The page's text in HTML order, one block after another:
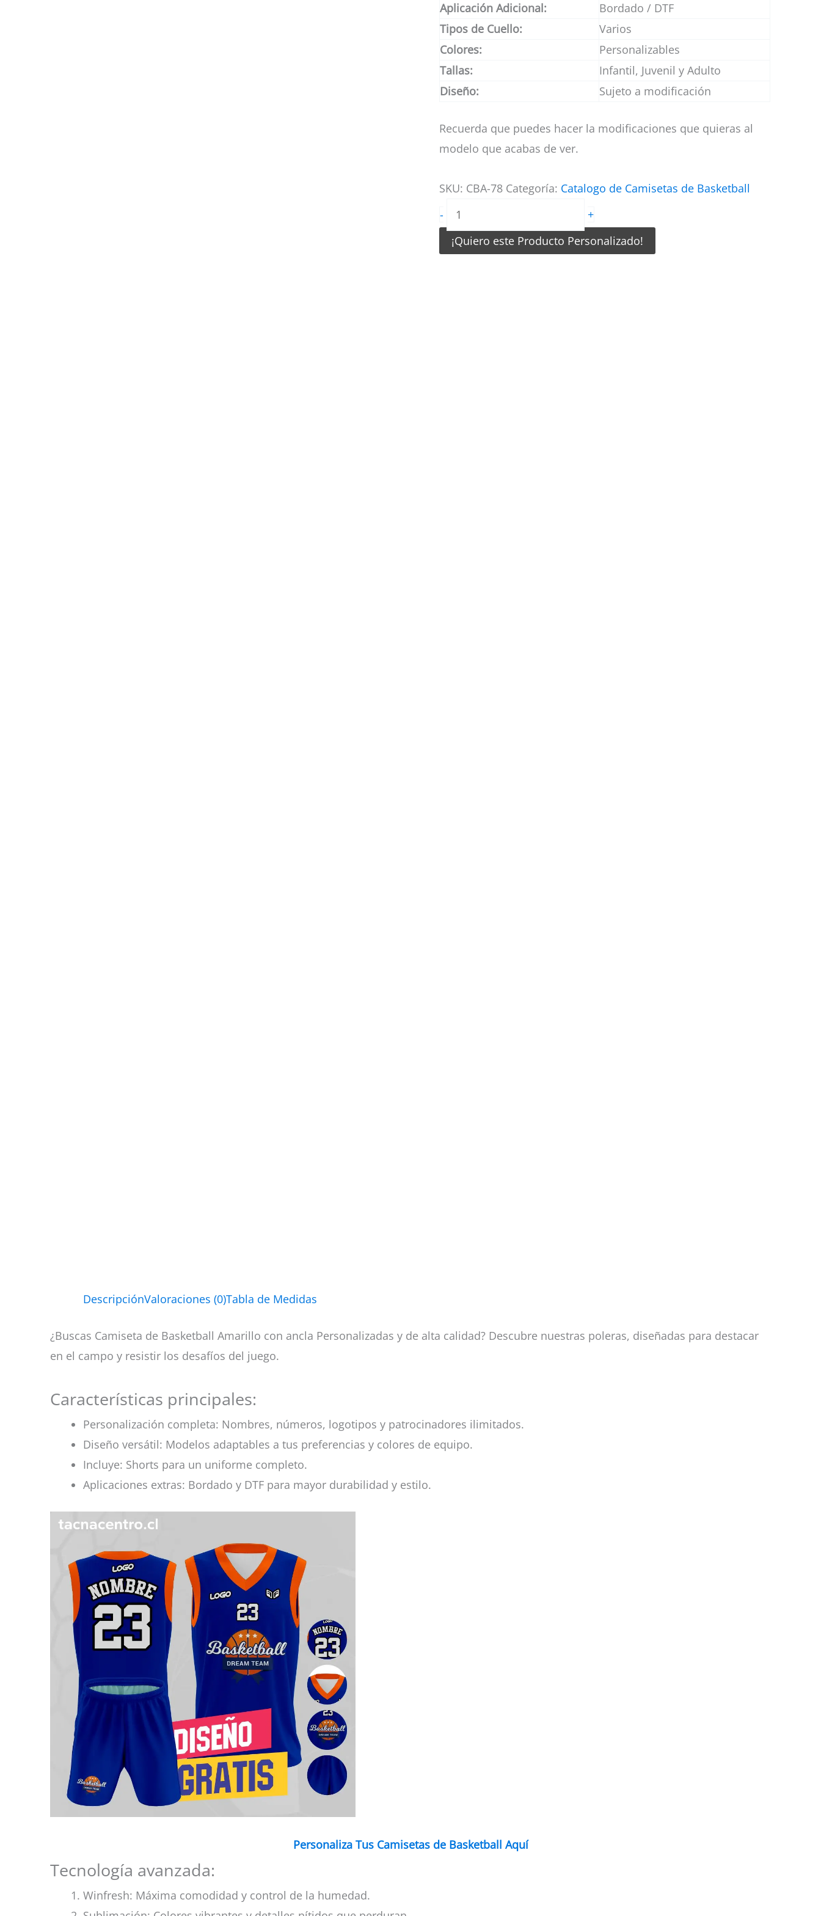
Aplicación Adicional:
Bordado / DTF
Tipos de Cuello:
Varios
Colores:
Personalizables
Tallas:
Infantil, Juvenil y Adulto
Diseño:
Sujeto a modificación
Recuerda que puedes hacer la modificaciones que quieras al
modelo que acabas de ver.
SKU: CBA-78 Categoría: Catalogo de Camisetas de Basketball
-
Camiseta
de
Basketball
+
¡Quiero este Producto Personalizado!
DescripciónValoraciones (0)Tabla de Medidas
¿Buscas Camiseta de Basketball Amarillo con ancla Personalizadas y de alta calidad? Descubre nuestras poleras, diseñadas para destacar
en el campo y resistir los desafíos del juego.
Características principales:
Personalización completa: Nombres, números, logotipos y patrocinadores ilimitados.
Diseño versátil: Modelos adaptables a tus preferencias y colores de equipo.
Incluye: Shorts para un uniforme completo.
Aplicaciones extras: Bordado y DTF para mayor durabilidad y estilo.
Personaliza Tus Camisetas de Basketball Aquí
Tecnología avanzada:
Winfresh: Máxima comodidad y control de la humedad.